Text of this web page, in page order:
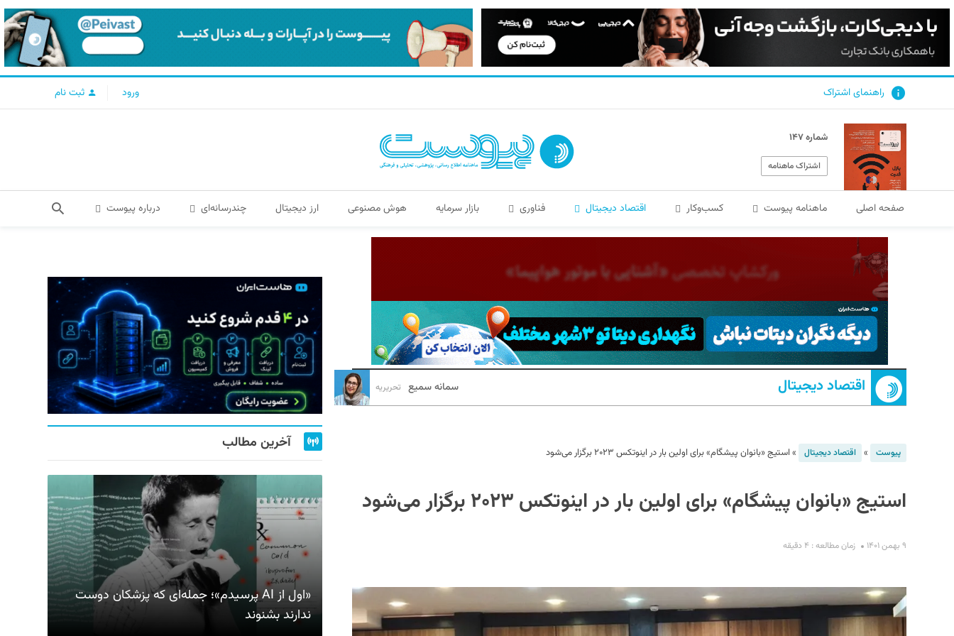
راهنمای اشتراک ورود ثبت نام
شماره ۱۴۷
اشتراک ماهنامه
صفحه اصلی ماهنامه پیوست کسب‌و‌کار اقتصاد دیجیتال فناوری بازار سرمایه هوش مصنوعی ارز دیجیتال چندرسانه‌ای درباره پیوست
اقتصاد دیجیتال سمانه سمیع تحریریه
پیوست » اقتصاد دیجیتال » استیج «بانوان پیشگام» برای اولین بار در اینوتکس ۲۰۲۳ برگزار می‌شود
استیج «بانوان پیشگام» برای اولین بار در اینوتکس ۲۰۲۳ برگزار می‌شود
۹ بهمن ۱۴۰۱ زمان مطالعه : ۴ دقیقه
آخرین مطالب
«اول از AI پرسیدم»؛ جمله‌ای که پزشکان دوست
ندارند بشنوند